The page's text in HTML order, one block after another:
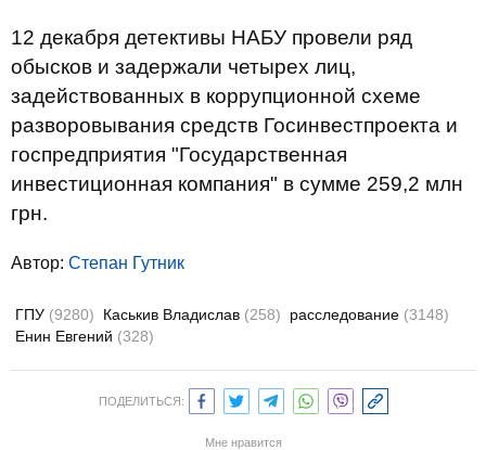
12 декабря детективы НАБУ провели ряд
обысков и задержали четырех лиц,
задействованных в коррупционной схеме
разворовывания средств Госинвестпроекта и
госпредприятия "Государственная
инвестиционная компания" в сумме 259,2 млн
грн.
Автор: Степан Гутник
ГПУ (9280) Каськив Владислав (258) расследование (3148)
Енин Евгений (328)
ПОДЕЛИТЬСЯ:
Мне нравится